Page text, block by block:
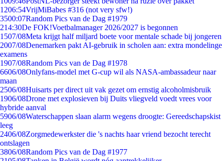
1206:54VrijMiBabes #316 (not very sfw!)
3500:07Random Pics van de Dag #1979
214:30De FOK!Voetbalmanager 2026/2027 is begonnen
1507/08Meta krijgt half miljard boete voor mentale schade bij jongeren
2007/08Denemarken pakt AI-gebruik in scholen aan: extra mondelinge
examens
1907/08Random Pics van de Dag #1978
6606/08Onlyfans-model met G-cup wil als NASA-ambassadeur naar
maan
2506/08Huisarts per direct uit vak gezet om ernstig alcoholmisbruik
1906/08Drone met explosieven bij Duits vliegveld voedt vrees voor
hybride aanval
5906/08Waterschappen slaan alarm wegens droogte: Gereedschapskist
leeg
2406/08Zorgmedewerkster die 's nachts haar vriend bezocht terecht
ontslagen
3806/08Random Pics van de Dag #1977